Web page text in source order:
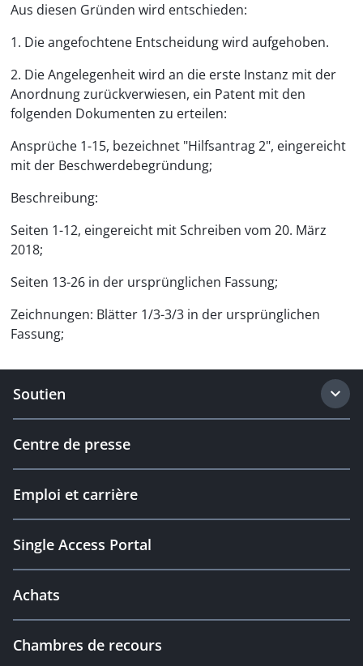
Aus diesen Gründen wird entschieden:
1. Die angefochtene Entscheidung wird aufgehoben.
2. Die Angelegenheit wird an die erste Instanz mit der
Anordnung zurückverwiesen, ein Patent mit den
folgenden Dokumenten zu erteilen:
Ansprüche 1-15, bezeichnet "Hilfsantrag 2", eingereicht
mit der Beschwerdebegründung;
Beschreibung:
Seiten 1-12, eingereicht mit Schreiben vom 20. März
2018;
Seiten 13-26 in der ursprünglichen Fassung;
Zeichnungen: Blätter 1/3-3/3 in der ursprünglichen
Fassung;
Soutien
Centre de presse
Emploi et carrière
Single Access Portal
Achats
Chambres de recours